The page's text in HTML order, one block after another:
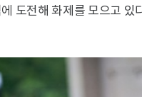
도전해 화제를 모으고 있